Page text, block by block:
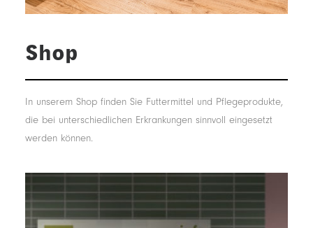
Shop
In unserem Shop finden Sie Futtermittel und Pflegeprodukte,
die bei unterschiedlichen Erkrankungen sinnvoll eingesetzt
werden können.